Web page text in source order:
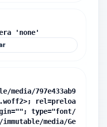
'none'
media/797e433ab9
rel=preloa
type="font/
media/Ge